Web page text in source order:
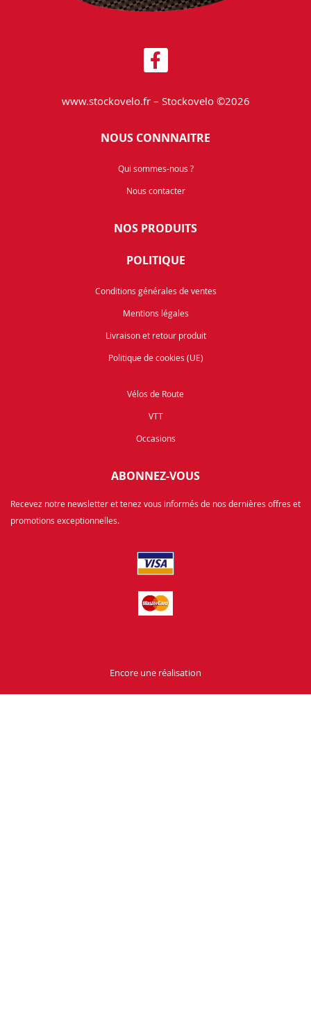
www.stockovelo.fr – Stockovelo ©2026
NOUS CONNNAITRE
Qui sommes-nous ?
Nous contacter
NOS PRODUITS
POLITIQUE
Conditions générales de ventes
Mentions légales
Livraison et retour produit
Politique de cookies (UE)
Vélos de Route
VTT
Occasions
ABONNEZ-VOUS
Recevez notre newsletter et tenez vous informés de nos dernières offres et
promotions exceptionnelles.
Encore une réalisation